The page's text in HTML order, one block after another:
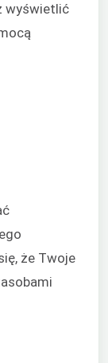
wyświetlić
że Twoje